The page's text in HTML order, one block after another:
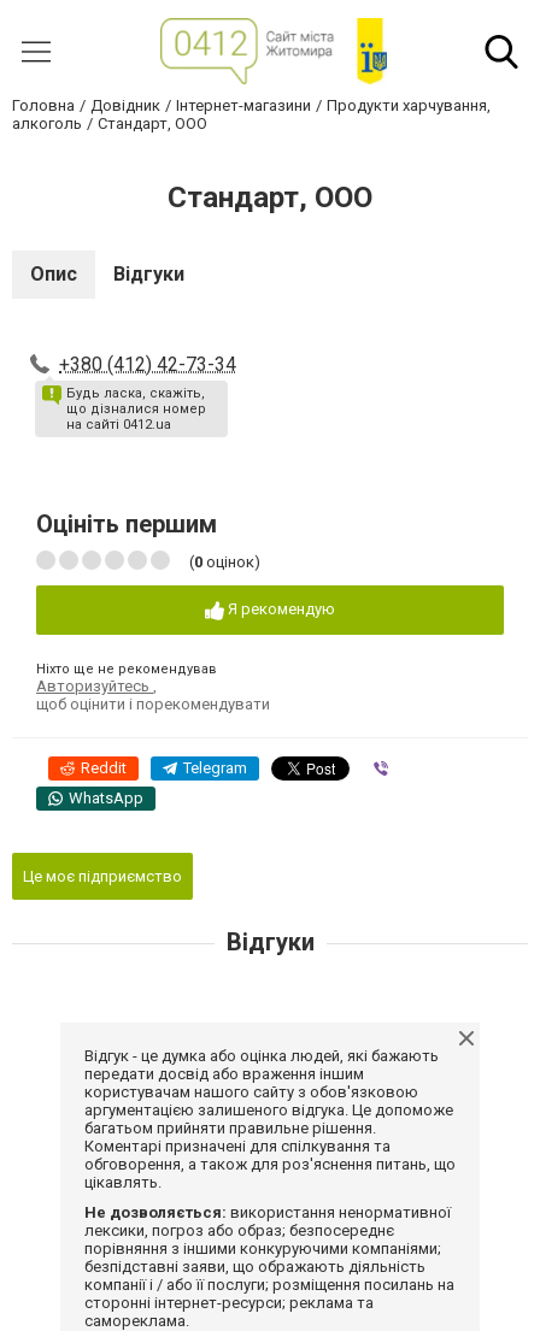
Головна Довідник Інтернет-магазини
Продукти харчування,
алкоголь
Стандарт, ООО
Стандарт, ООО
Опис Відгуки
+380 (412) 42-73-34
Будь ласка, скажіть,
що дізналися номер
на сайті 0412.ua
Оцініть першим
(0 оцінок)
Я рекомендую
Ніхто ще не рекомендував
Авторизуйтесь
щоб оцінити і порекомендувати
Reddit Telegram
WhatsApp
Це моє підприємство
Відгуки
Відгук - це думка або оцінка людей, які бажають
передати досвід або враження іншим
користувачам нашого сайту з обов'язковою
аргументацією залишеного відгука. Це допоможе
багатьом прийняти правильне рішення.
Коментарі призначені для спілкування та
обговорення, а також для роз'яснення питань, що
цікавлять.
Не дозволяється: використання ненормативної
лексики, погроз або образ; безпосереднє
порівняння з іншими конкуруючими компаніями;
безпідставні заяви, що ображають діяльність
компанії і / або її послуги; розміщення посилань на
сторонні інтернет-ресурси; реклама та
самореклама.